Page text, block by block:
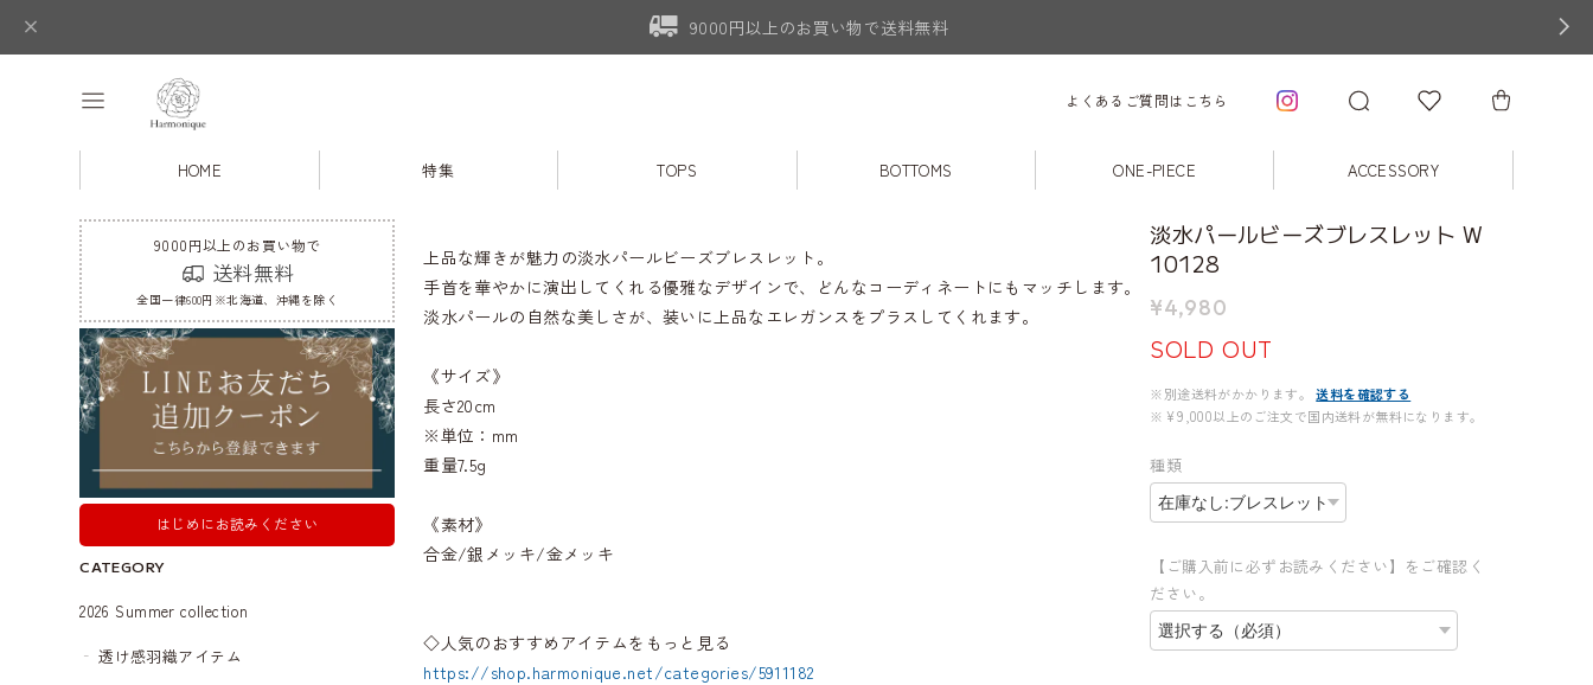
9000円以上のお買い物で送料無料
よくあるご質問はこちら
HOME 特集 TOPS BOTTOMS ONE-PIECE ACCESSORY
9000円以上のお買い物で
送料無料
全国一律600円※北海道、沖縄を除く
はじめにお読みください
CATEGORY
2026 Summer collection
透け感羽織アイテム
上品な輝きが魅力の淡水パールビーズブレスレット。
手首を華やかに演出してくれる優雅なデザインで、どんなコーディネートにもマッチします。
淡水パールの自然な美しさが、装いに上品なエレガンスをプラスしてくれます。
《サイズ》
長さ20cm
※単位：mm
重量7.5g
《素材》
合金/銀メッキ/金メッキ
◇人気のおすすめアイテムをもっと見る
https://shop.harmonique.net/categories/5911182
淡水パールビーズブレスレット W
10128
¥4,980
SOLD OUT
※別途送料がかかります。
送料を確認する
※¥9,000以上のご注文で国内送料が無料になります。
種類
【ご購入前に必ずお読みください】をご確認く
ださい。